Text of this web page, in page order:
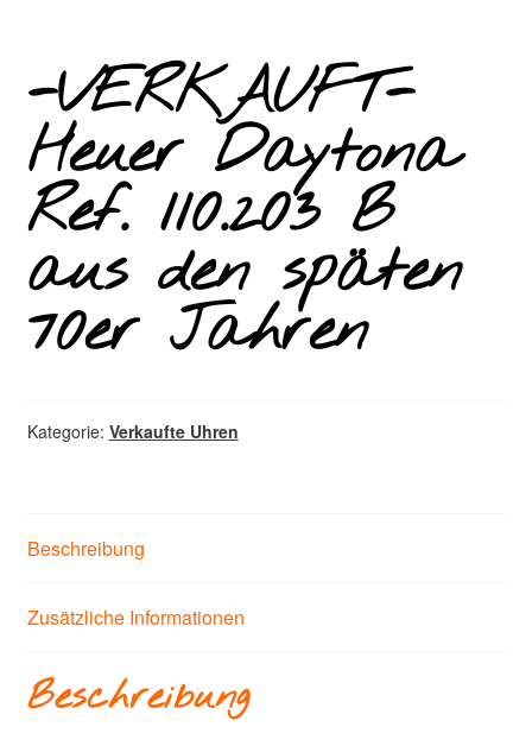
-VERKAUFT-
Heuer Daytona
Ref. 110.203 B
aus den späten
70er Jahren
Kategorie: Verkaufte Uhren
Beschreibung
Zusätzliche Informationen
Beschreibung